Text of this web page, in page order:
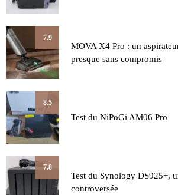
7.9
MOVA X4 Pro : un
presque sans compromis
8.5
Test du NiPoGi AM06 Pro
7.8
Test du Synology DS925+,
controversée